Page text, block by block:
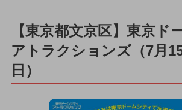
【東京都文京区】東京ド
アトラクションズ（7月
日）